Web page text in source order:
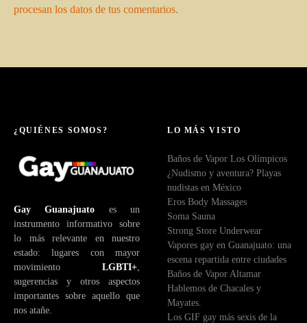
procesan los datos de tus comentarios.
¿QUIÉNES SOMOS?
Gay Guanajuato es un
instrumento informativo sobre
lo más relevante en nuestro
estado: lugares con mayor
movimiento LGBTI+
sugerencias y otros aspectos
importantes sobre aquello que
nos atañe.
LO MÁS VISTO
Baños de Vapor Los Olímpicos
¿Nudismo y aventura? Playas
nudistas en México
Eros Body Massages
Soma Sauna
Strong Store Underwear
Vapores gay en Guanajuato: una
escena repartida entre ciudades
Baños de Vapor Altamar
Hablemos de Chacales y
Mayates.
Los GIF gay más sexis de la